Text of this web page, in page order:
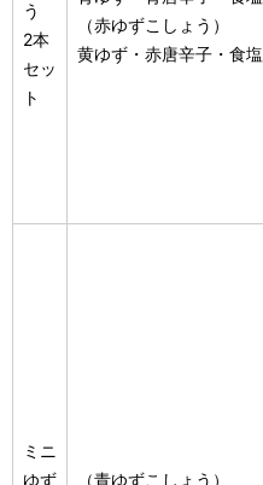
う
2本
セッ
ト
（赤ゆずこしょう）
黄ゆず・赤唐辛子・食塩
ミニ
ゆず
（青ゆずこしょう）